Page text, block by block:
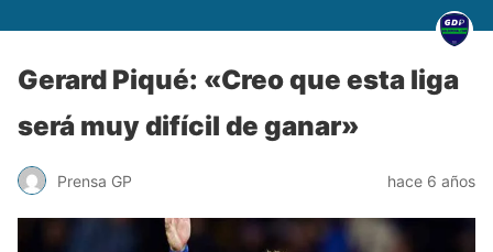
Gerard Piqué: «Creo que esta liga
será muy difícil de ganar»
Prensa GP hace 6 años